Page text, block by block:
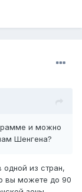
и можно
Шенгена?
из стран,
вы можете до 90